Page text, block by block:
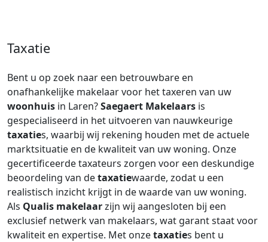
Taxatie
Bent u op zoek naar een betrouwbare en
onafhankelijke makelaar voor het taxeren van uw
woonhuis in Laren?Saegaert Makelaars is
gespecialiseerd in het uitvoeren van nauwkeurige
taxaties, waarbij wij rekening houden met de actuele
marktsituatie en de kwaliteit van uw woning. Onze
gecertificeerde taxateurs zorgen voor een deskundige
beoordeling van detaxatiewaarde, zodat u een
realistisch inzicht krijgt in de waarde van uw woning.
Als Qualis makelaarzijn wij aangesloten bij een
exclusief netwerk van makelaars, wat garant staat voor
kwaliteit en expertise. Met onzetaxaties bent u